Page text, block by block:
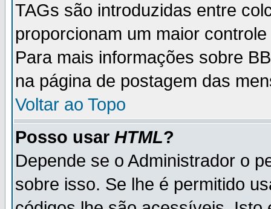
TAGs são introduzidas entre
proporcionam um maior
Para mais informações sobre
na página de postagem das
Voltar ao Topo
Posso usar HTML?
Depende se o Administrador o
sobre isso. Se lhe é permitido